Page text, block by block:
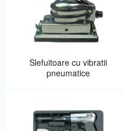
Slefuitoare cu vibratii
pneumatice